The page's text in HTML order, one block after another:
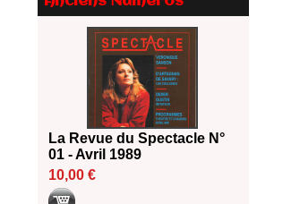
Le palmarès des prix SACD
Les 10 lauréats du Fonds
Grandes Formes Théâtre 2026
Nomination de Nathalie
Garraud et Olivier Saccomano à
la direction du Théâtre de
Gennevilliers - CDN
La Revue du Spectacle N°
01 - Avril 1989
10,00 €